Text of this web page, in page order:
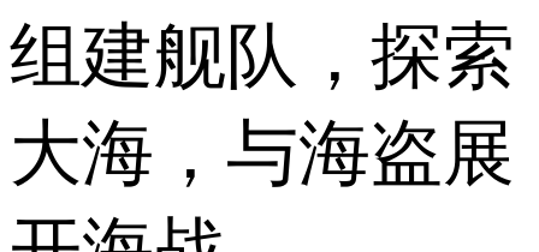
组建舰队，探索
大海，与海盗展